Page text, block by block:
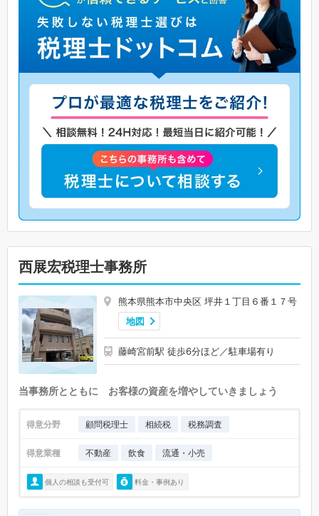
西展宏税理士事務所
熊本県熊本市中央区 坪井１丁目６番１７号
地図
藤崎宮前駅 徒歩6分ほど／駐車場有り
当事務所とともに お客様の資産を増やしていきましょう
得意分野 顧問税理士 相続税 税務調査
得意業種 不動産 飲食 流通・小売
個人の相談も受付可 料金・事例あり